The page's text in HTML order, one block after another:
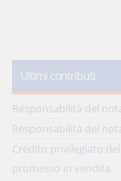
Ultimi contributi
Responsabilità del
Responsabilità del
Credito privilegiato
promesso in vendita